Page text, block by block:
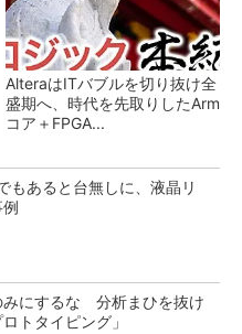
AlteraはITバブルを切り抜け全
盛期へ、時代を先取りしたArm
コア＋FPGA...
もあると台無しに、液晶リ
みにするな 分析まひを抜け
トタイピング」